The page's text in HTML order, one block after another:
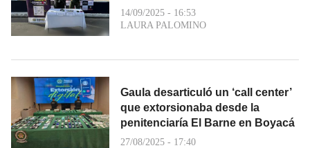
14/09/2025 - 16:53
LAURA PALOMINO
Gaula desarticuló un ‘call center’
que extorsionaba desde la
penitenciaría El Barne en Boyacá
27/08/2025 - 17:40